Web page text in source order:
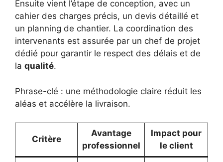
Ensuite vient l’étape de conception, avec un
cahier des charges précis, un devis détaillé et
un planning de chantier. La coordination des
intervenants est assurée par un chef de projet
dédié pour garantir le respect des délais et de
la qualité.
Phrase-clé : une méthodologie claire réduit les
aléas et accélère la livraison.
Critère
Avantage
professionnel
Impact pour
le client